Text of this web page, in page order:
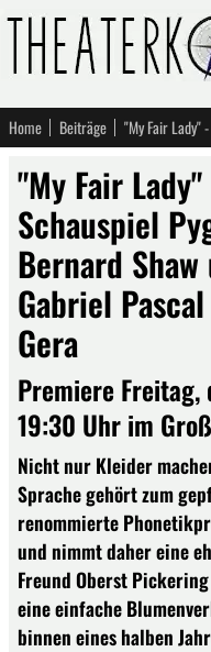
Home Beiträge
"My Fair
Schauspiel
Bernard
Gabriel
Gera
Premiere Freitag,
19:30 Uhr im
Nicht nur Kleider
Sprache gehört zum
renommierte
und nimmt daher eine
Freund Oberst
eine einfache
binnen eines halben